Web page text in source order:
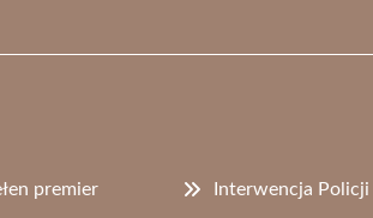
premier Interwencja